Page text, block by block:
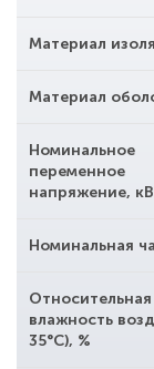
Материал
Материал
Номинальное
переменное
напряжение, кВ
Номинальная
Относительная
влажность
35°С), %